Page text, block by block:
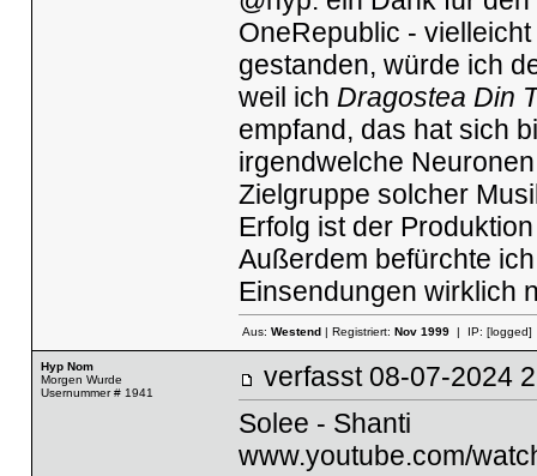
OneRepublic -
gestanden, würde ich
weil ich Dragostea Din
empfand, das hat sich
irgendwelche
Zielgruppe solcher
Erfolg ist der
Außerdem befürchte
Einsendungen wirklich
Aus: Westend| Registriert: Nov 1999| IP: [logged]
Hyp Nom
Morgen Wurde
Usernummer # 1941
verfasst 08-07-
Solee - Shanti
www.youtube.com/